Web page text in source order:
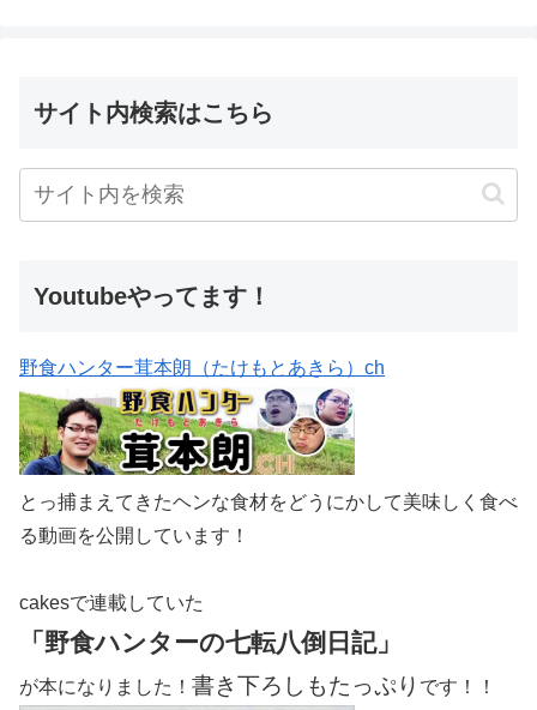
サイト内検索はこちら
Youtubeやってます！
野食ハンター茸本朗（たけもとあきら）ch
とっ捕まえてきたヘンな食材をどうにかして美味しく食べ
る動画を公開しています！
cakesで連載していた
「野食ハンターの七転八倒日記」
が本になりました！ 書き下ろしもたっぷり です！！